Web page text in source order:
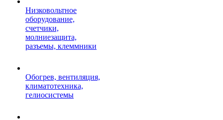
Низковольтное
оборудование,
счетчики,
молниезащита,
разъемы, клеммники
Обогрев, вентиляция,
климатотехника,
гелиосистемы